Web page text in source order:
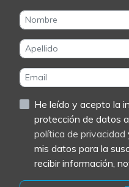
He leído y acepto la información básica sobre
política de privacidad
mis datos para la
recibir información,